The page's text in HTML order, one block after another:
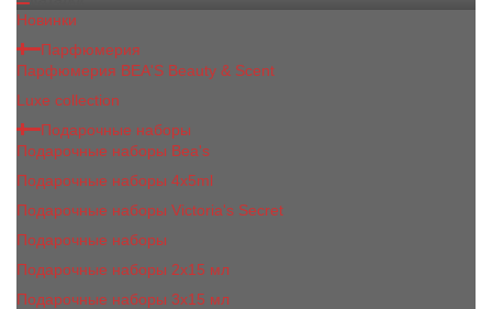
Новинки
Парфюмерия
Парфюмерия BEA'S Beauty & Scent
Luxe collection
Подарочные наборы
Подарочные наборы Bea's
Подарочные наборы 4х5ml
Подарочные наборы Victoria's Secret
Подарочные наборы
Подарочные наборы 2x15 мл
Подарочные наборы 3х15 мл